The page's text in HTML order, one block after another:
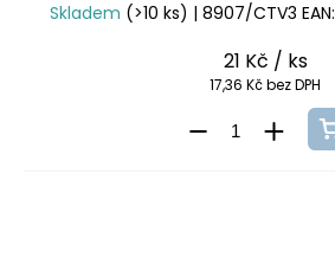
Skladem (>10 ks) | 8907/CTV3 EAN:
21 Kč / ks
17,36 Kč bez DPH